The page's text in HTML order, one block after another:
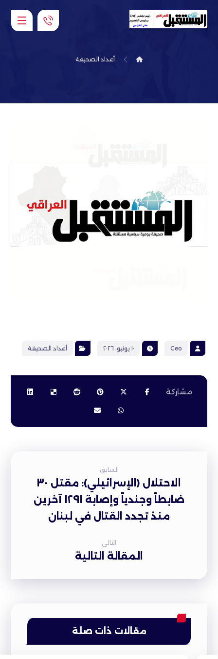
أعداد الصحيفة
Ceo ١٠ يونيو، ٢٠٢٦ أعداد الصحيفة
السابق
الاحتلال (الإسرائيلي): مقتل ٣٠
ضابطاً وجندياً وإصابة ١٢٩١ آخرين
منذ تجدد القتال في لبنان
التالى
المقالة التالية
مقالات ذات صلة